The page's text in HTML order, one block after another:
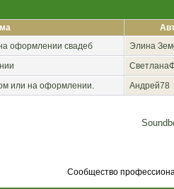
оформлении свадеб
Элина
или на оформлении. Андрей78
Сообщество